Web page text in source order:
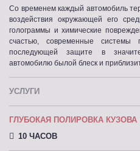
Со временем каждый автомобиль
воздействия окружающей его
голограммы и химические
счастью, современные
последующей защите в
автомобилю былой блеск и
УСЛУГИ
ГЛУБОКАЯ ПОЛИРОВКА КУЗОВА
10 ЧАСОВ